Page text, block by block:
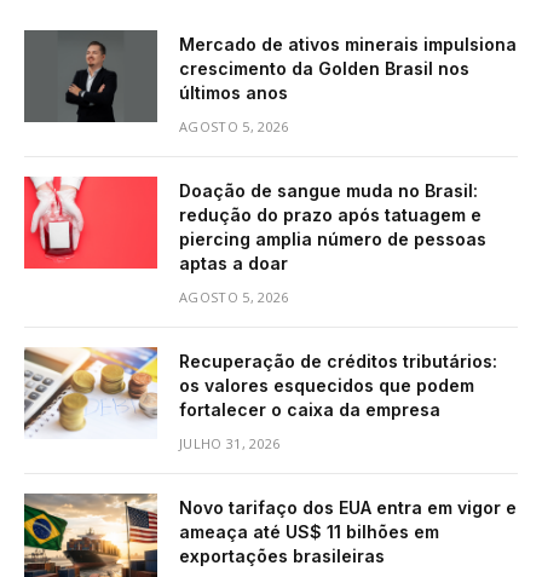
Mercado de ativos minerais impulsiona
crescimento da Golden Brasil nos
últimos anos
AGOSTO 5, 2026
Doação de sangue muda no Brasil:
redução do prazo após tatuagem e
piercing amplia número de pessoas
aptas a doar
AGOSTO 5, 2026
Recuperação de créditos tributários:
os valores esquecidos que podem
fortalecer o caixa da empresa
JULHO 31, 2026
Novo tarifaço dos EUA entra em vigor e
ameaça até US$ 11 bilhões em
exportações brasileiras